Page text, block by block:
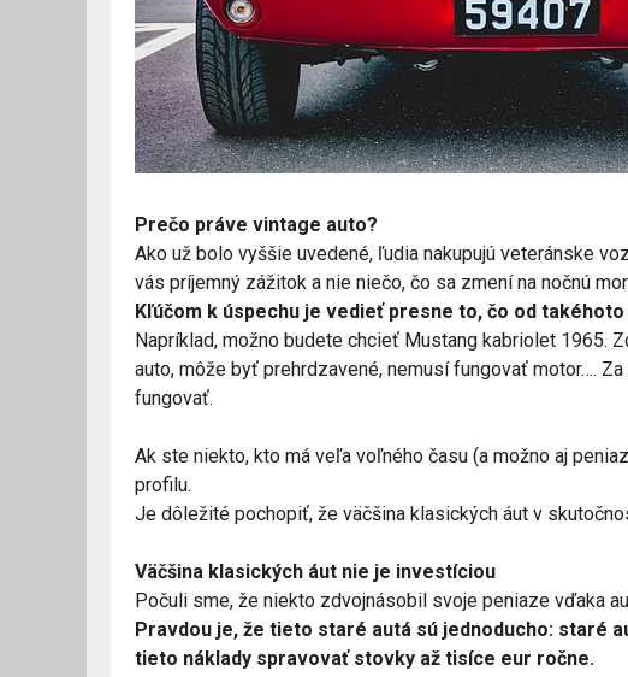
Prečo práve vintage auto?
Ako už bolo vyššie uvedené, ľudia nakupujú veteránske
vás príjemný zážitok a nie niečo, čo sa zmení na nočnú
Kľúčom k úspechu je vedieť presne to, čo od
Napríklad, možno budete chcieť Mustang kabriolet 1965.
auto, môže byť prehrdzavené, nemusí fungovať motor….
fungovať.
Ak ste niekto, kto má veľa voľného času (a možno aj
profilu.
Je dôležité pochopiť, že väčšina klasických áut v
Väčšina klasických áut nie je investíciou
Počuli sme, že niekto zdvojnásobil svoje peniaze vďaka
Pravdou je, že tieto staré autá sú jednoducho: staré
tieto náklady spravovať stovky až tisíce eur ročne.